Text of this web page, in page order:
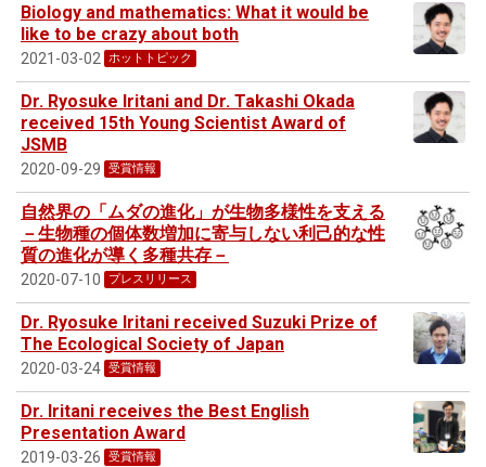
Biology and mathematics: What it would be
like to be crazy about both
2021-03-02 ホットトピック
Dr. Ryosuke Iritani and Dr. Takashi Okada
received 15th Young Scientist Award of
JSMB
2020-09-29 受賞情報
自然界の「ムダの進化」が生物多様性を支える
－生物種の個体数増加に寄与しない利己的な性
質の進化が導く多種共存－
2020-07-10 プレスリリース
Dr. Ryosuke Iritani received Suzuki Prize of
The Ecological Society of Japan
2020-03-24 受賞情報
Dr. Iritani receives the Best English
Presentation Award
2019-03-26 受賞情報